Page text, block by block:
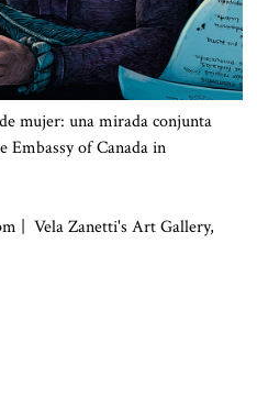
demujer:una mirada conjunta
Embassy of Canada in
| Vela Zanetti's Art Gallery,